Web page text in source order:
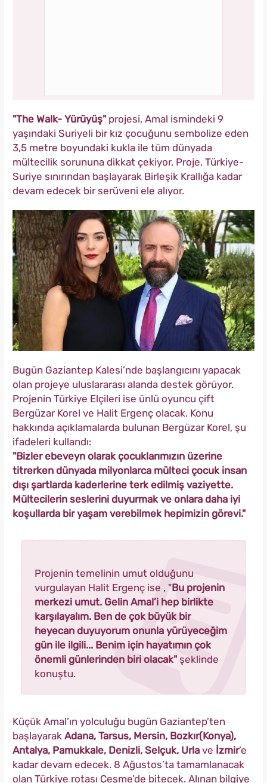
"The Walk- Yürüyüş" projesi, Amal ismindeki 9
yaşındaki Suriyeli bir kız çocuğunu sembolize eden
3,5 metre boyundaki kukla ile tüm dünyada
mültecilik sorununa dikkat çekiyor. Proje, Türkiye-
Suriye sınırından başlayarak Birleşik Krallığa kadar
devam edecek bir serüveni ele alıyor.
Bugün Gaziantep Kalesi’nde başlangıcını yapacak
olan projeye uluslararası alanda destek görüyor.
Projenin Türkiye Elçileri ise ünlü oyuncu çift
Bergüzar Korel ve Halit Ergenç olacak. Konu
hakkında açıklamalarda bulunan Bergüzar Korel, şu
ifadeleri kullandı:
"Bizler ebeveyn olarak çocuklarımızın üzerine
titrerken dünyada milyonlarca mülteci çocuk insan
dışı şartlarda kaderlerine terk edilmiş vaziyette.
Mültecilerin seslerini duyurmak ve onlara daha iyi
koşullarda bir yaşam verebilmek hepimizin görevi."
Projenin temelinin umut olduğunu
vurgulayan Halit Ergenç ise , "Bu projenin
merkezi umut. Gelin Amal’i hep birlikte
karşılayalım. Ben de çok büyük bir
heyecan duyuyorum onunla yürüyeceğim
gün ile ilgili... Benim için hayatımın çok
önemli günlerinden biri olacak" şeklinde
konuştu.
Küçük Amal’ın yolculuğu bugün Gaziantep’ten
başlayarak Adana, Tarsus, Mersin, Bozkır(Konya),
Antalya, Pamukkale, Denizli, Selçuk, Urla ve İzmir’e
kadar devam edecek. 8 Ağustos’ta tamamlanacak
olan Türkiye rotası Çeşme’de bitecek. Alınan bilgiye